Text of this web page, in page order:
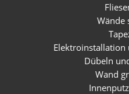
Wände
Elektroinstallation
Dübeln
Wand